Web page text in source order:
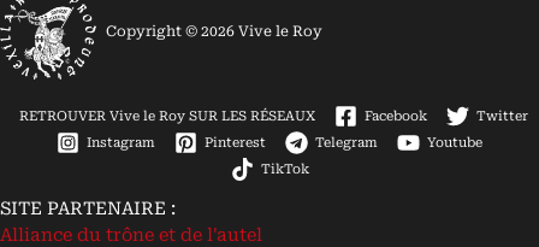
Copyright © 2026 Vive le Roy
RETROUVER Vive le Roy SUR LES RÉSEAUX Facebook
Twitter
Instagram
Pinterest Telegram
Youtube
TikTok
SITE PARTENAIRE :
Alliance du trône et de l'autel